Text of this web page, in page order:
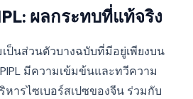
ผลกระทบที่แท้จริง
ป็นส่วนตัวบางฉบับที่มีอยู่เพียงบน
มีความเข้มข้นและทวีความ
ารไซเบอร์สเปซของจีน ร่วมกับ